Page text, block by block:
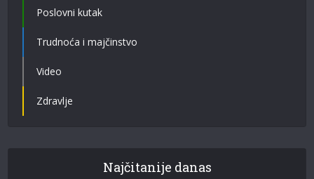
Poslovni kutak
Trudnoća i majčinstvo
Video
Zdravlje
Najčitanije danas